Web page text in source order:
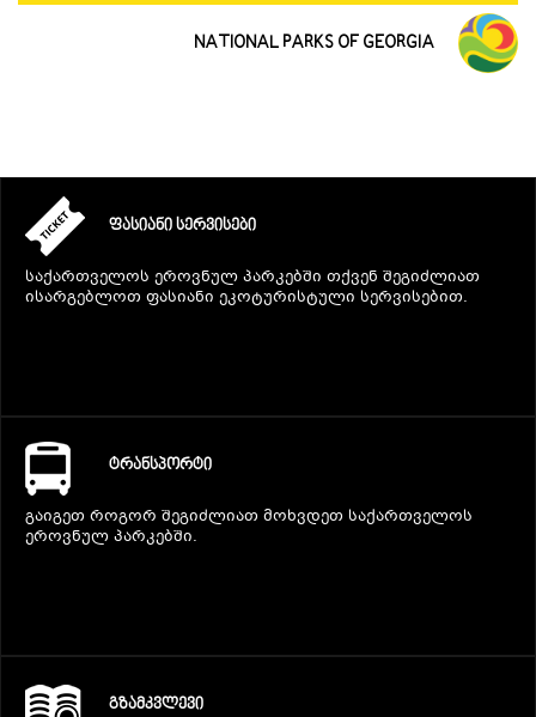
NATIONAL PARKS OF GEORGIA
ᲤᲐᲡᲘᲐᲜᲘ ᲡᲔᲠᲕᲘᲡᲔᲑᲘ
საქართველოს ეროვნულ პარკებში თქვენ შეგიძლიათ
ისარგებლოთ ფასიანი ეკოტურისტული სერვისებით.
ᲢᲠᲐᲜᲡᲞᲝᲠᲢᲘ
გაიგეთ როგორ შეგიძლიათ მოხვდეთ საქართველოს
ეროვნულ პარკებში.
ᲒᲖᲐᲛᲙᲕᲚᲔᲕᲘ